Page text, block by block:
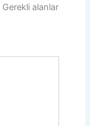
Gerekli alanlar